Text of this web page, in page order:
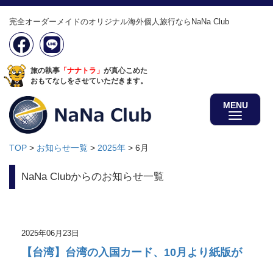
完全オーダーメイドのオリジナル海外個人旅行ならNaNa Club
旅の執事 「ナナトラ」 が真心こめた
おもてなしをさせていただきます。
MENU
TOP > お知らせ一覧 > 2025年 > 6月
NaNa Clubからのお知らせ一覧
2025年06月23日
【台湾】台湾の入国カード、10月より紙版が